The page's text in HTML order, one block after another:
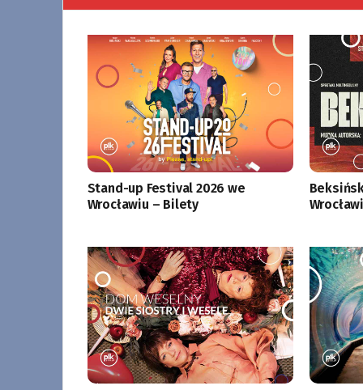
Stand-up Festival 2026 we
Wrocławiu – Bilety